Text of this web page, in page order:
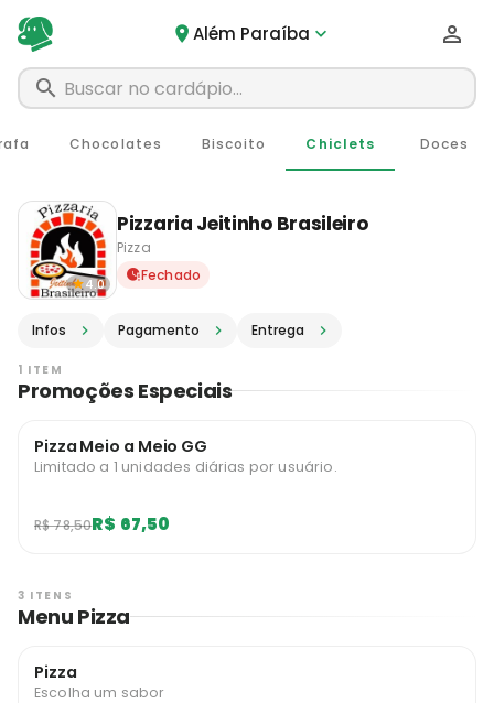
Além Paraíba
4.0
Pizzaria Jeitinho Brasileiro
Pizza
Delivery em Além Paraíba
Fechado
Infos Pagamento Entrega
Chocolates Biscoito Chiclets Doces
1 ITEM
Promoções Especiais
Pizza Meio a Meio GG
Limitado a 1 unidades diárias por usuário.
R$ 78,50R$ 67,50
3 ITENS
Menu Pizza
Pizza
Escolha um sabor